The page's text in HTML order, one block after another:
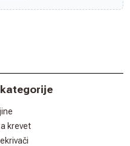
krevet